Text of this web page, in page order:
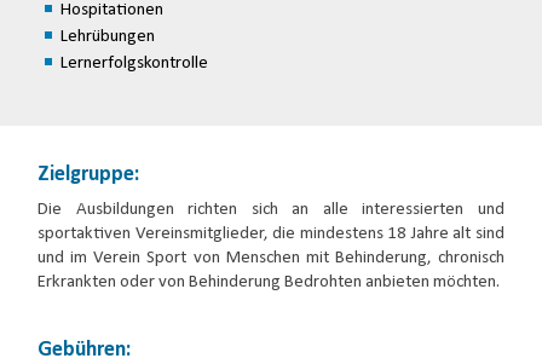
Hospitationen
Lehrübungen
Lernerfolgskontrolle
Zielgruppe:
Die Ausbildungen richten sich an alle interessierten und
sportaktiven Vereinsmitglieder, die mindestens 18 Jahre alt sind
und im Verein Sport von Menschen mit Behinderung, chronisch
Erkrankten oder von Behinderung Bedrohten anbieten möchten.
Gebühren: